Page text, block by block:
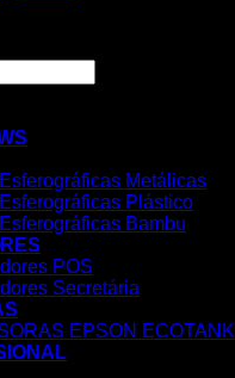
Metálicas
Plástico
Bambu
POS
Secretária
EPSON ECOTANK